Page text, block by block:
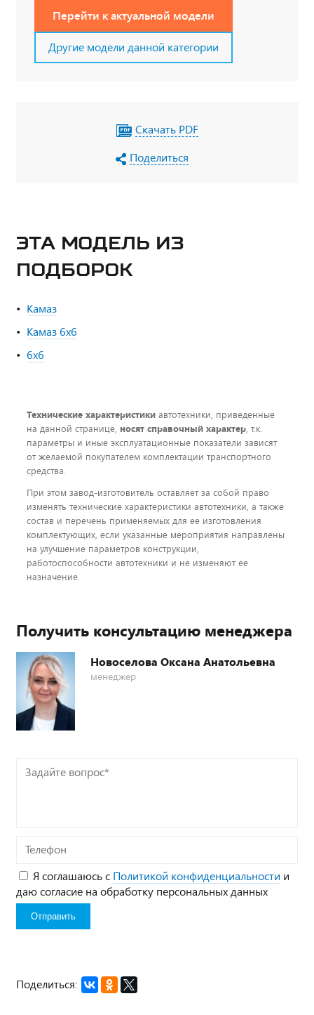
Перейти к актуальной модели
Другие модели данной категории
Скачать PDF
Поделиться
ЭТА МОДЕЛЬ ИЗ
ПОДБОРОК
Камаз
Камаз 6х6
6х6
Технические характеристики автотехники, приведенные
на данной странице, носят справочный характер, т.к.
параметры и иные эксплуатационные показатели зависят
от желаемой покупателем комплектации транспортного
средства.
При этом завод-изготовитель оставляет за собой право
изменять технические характеристики автотехники, а также
состав и перечень применяемых для ее изготовления
комплектующих, если указанные мероприятия направлены
на улучшение параметров конструкции,
работоспособности автотехники и не изменяют ее
назначение.
Получить консультацию менеджера
Новоселова Оксана Анатольевна
менеджер
Задайте
вопрос*
Телефон
Я соглашаюсь с Политикой конфиденциальности и
даю согласие на обработку персональных данных
Поделиться: